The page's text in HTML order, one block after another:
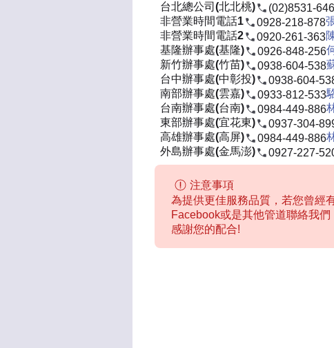
台北總公司(北北桃)
(02)8531-
非營業時間電話1
0928-218-878
非營業時間電話2
0920-261-363
基隆辦事處(基隆)
0926-848-256
新竹辦事處(竹苗)
0938-604-538
台中辦事處(中彰投)
0938-604-
南部辦事處(雲嘉)
0933-812-533
台南辦事處(台南)
0984-449-886
東部辦事處(宜花東)
0937-304-
高雄辦事處(高屏)
0984-449-886
外島辦事處(金馬澎)
0927-227-
注意事項
為提供更佳服務品質，若您曾經
Facebook或是其他管道聯絡我們
感謝您的配合!